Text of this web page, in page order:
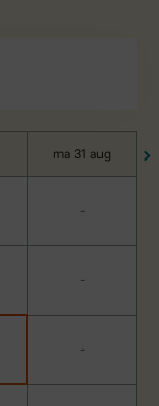
ma 31 aug
-
-
-